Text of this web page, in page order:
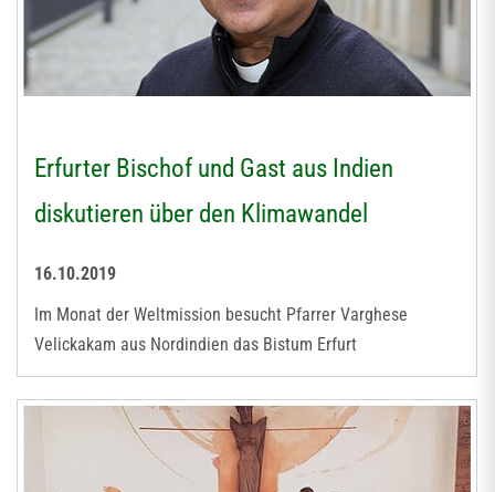
Erfurter Bischof und Gast aus Indien
diskutieren über den Klimawandel
16.10.2019
Im Monat der Weltmission besucht Pfarrer Varghese
Velickakam aus Nordindien das Bistum Erfurt